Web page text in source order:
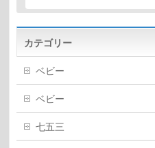
カテゴリー
ベビー
ベビー
七五三